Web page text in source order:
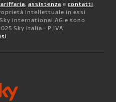
, assistenza e contatti.
intellettuale in essi
international AG e sono
Sky Italia - P.IVA